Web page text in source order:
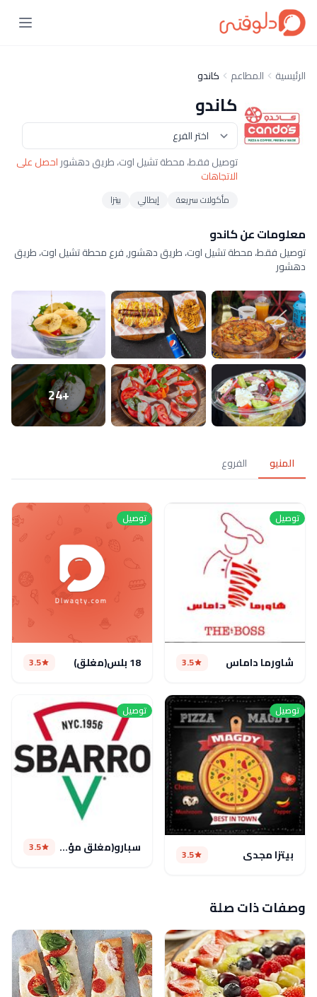
الرئيسية المطاعم كاندو
كاندو
توصيل فقط، محطة تشيل اوت، طريق دهشوراحصل على
الاتجاهات
مأكولات سريعة إيطالي بيتزا
معلومات عن كاندو
توصيل فقط، محطة تشيل اوت، طريق دهشور, فرع محطة تشيل اوت، طريق
دهشور
+24
المنيو الفروع
توصيل
شاورما داماس 3.5
توصيل
18 بلس(مغلق) 3.5
توصيل
بيتزا مجدى 3.5
توصيل
سبارو(مغلق مؤقتا) 3.5
وصفات ذات صلة